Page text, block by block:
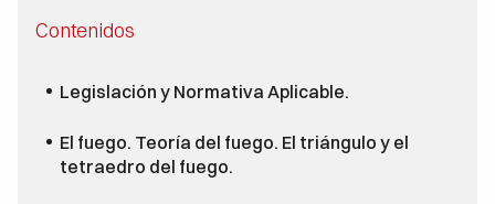
Contenidos
Legislación y Normativa Aplicable.
El fuego. Teoría del fuego. El triángulo y el
tetraedro del fuego.